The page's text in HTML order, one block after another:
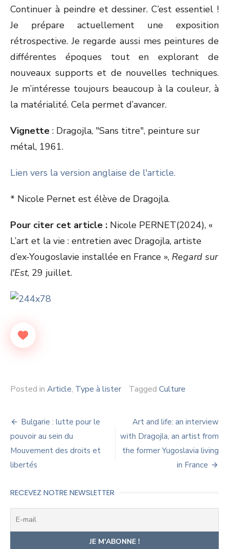
Continuer à peindre et dessiner. C’est essentiel !
Je prépare actuellement une exposition
rétrospective. Je regarde aussi mes peintures de
différentes époques tout en explorant de
nouveaux supports et de nouvelles techniques.
Je m’intéresse toujours beaucoup à la couleur, à
la matérialité. Cela permet d’avancer.
Vignette : Dragojla, "Sans titre", peinture sur
métal, 1961.
Lien vers la version anglaise de l'article.
* Nicole Pernet est élève de Dragojla.
Pour citer cet article : Nicole PERNET(2024), «
L’art et la vie : entretien avec Dragojla, artiste
d’ex-Yougoslavie installée en France », Regard sur
l'Est, 29 juillet.
Posted in Article, Type à lister Tagged Culture
Navigation
de
l’article
Bulgarie : lutte pour le
pouvoir au sein du
Mouvement des droits et
libertés
Art and life: an interview
with Dragojla, an artist from
the former Yugoslavia living
in France
RECEVEZ NOTRE NEWSLETTER